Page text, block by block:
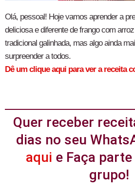
Olá, pessoal! Hoje vamos aprender a
deliciosa e diferente de frango com
tradicional galinhada, mas algo ainda
surpreender a todos.
Dê um clique aqui para ver a receita
Quer receber
dias no seu
aqui e Faça
grupo!